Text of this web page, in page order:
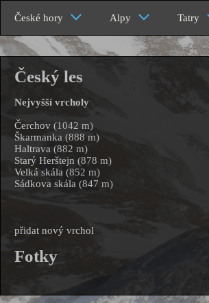
České hory Alpy Tatry
Český les
Nejvyšší vrcholy
Čerchov (1042 m)
Škarmanka (888 m)
Haltrava (882 m)
Starý Herštejn (878 m)
Velká skála (852 m)
Sádkova skála (847 m)
přidat nový vrchol
Fotky